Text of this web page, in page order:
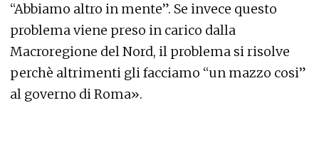
“Abbiamo altro in mente”. Se invece questo
problema viene preso in carico dalla
Macroregione del Nord, il problema si risolve
perchè altrimenti gli facciamo “un mazzo cosi”
al governo di Roma».